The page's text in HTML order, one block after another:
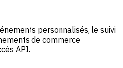
personnalisés, le suivi
de commerce
API.